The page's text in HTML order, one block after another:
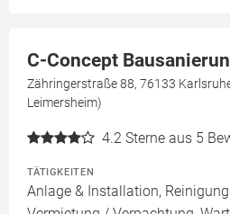
C-Concept
Zähringerstraße 88, 76133
Leimersheim)
4.2 Sterne aus 5
TÄTIGKEITEN
Anlage & Installation,